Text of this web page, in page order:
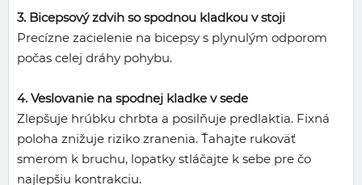
3. Bicepsový zdvih so spodnou kladkou v stoji
Precízne zacielenie na bicepsy s plynulým odporom
počas celej dráhy pohybu.
4. Veslovanie na spodnej kladke v sede
Zlepšuje hrúbku chrbta a posilňuje predlaktia. Fixná
poloha znižuje riziko zranenia. Ťahajte rukoväť
smerom k bruchu, lopatky stláčajte k sebe pre čo
najlepšiu kontrakciu.